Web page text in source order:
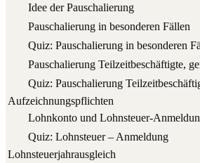
Idee der Pauschalierung
Pau­scha­lie­rung in beson­de­ren Fällen
Quiz: Pau­scha­lie­rung in beson­de­ren
Pau­scha­lie­rung Teil­zeit­be­schäf­tig­te,
Quiz: Pau­scha­lie­rung
Aufzeichnungspflichten
Lohn­kon­to und Lohnsteuer-
Quiz: Lohn­steu­er – Anmeldung
Lohnsteuerjahrausgleich